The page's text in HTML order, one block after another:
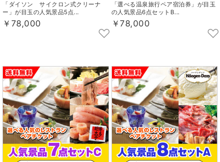
「ダイソン サイクロン式クリーナ
ー」が目玉の人気景品5点...
￥78,000
「選べる温泉旅行ペア宿泊券」が目玉
の人気景品6点セットB...
￥78,000